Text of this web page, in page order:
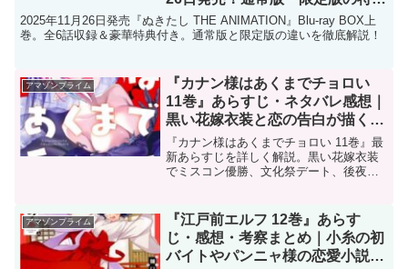
と価格まとめ
2025年11月26日発売『ぬきたし THE ANIMATION』Blu-ray BOX上
巻。全6話収録＆豪華特典付き。通常版と限定版の違いを徹底解説！
アマゾンプライム
『カナン様はあくまでチョロい
11巻』あらすじ・ネタバレ感想｜
黒い花嫁衣装と恋の告白が描く純
情悪魔の転機
『カナン様はあくまでチョロい 11巻』最
新あらすじを詳しく解説。黒い花嫁衣装
でミスコン優勝、文化祭デート、後夜祭
アマゾンプライム
『江戸前エルフ 12巻』あらす
じ・感想・考察まとめ｜小糸の初
バイトやパンニャ様の恋愛小説挑